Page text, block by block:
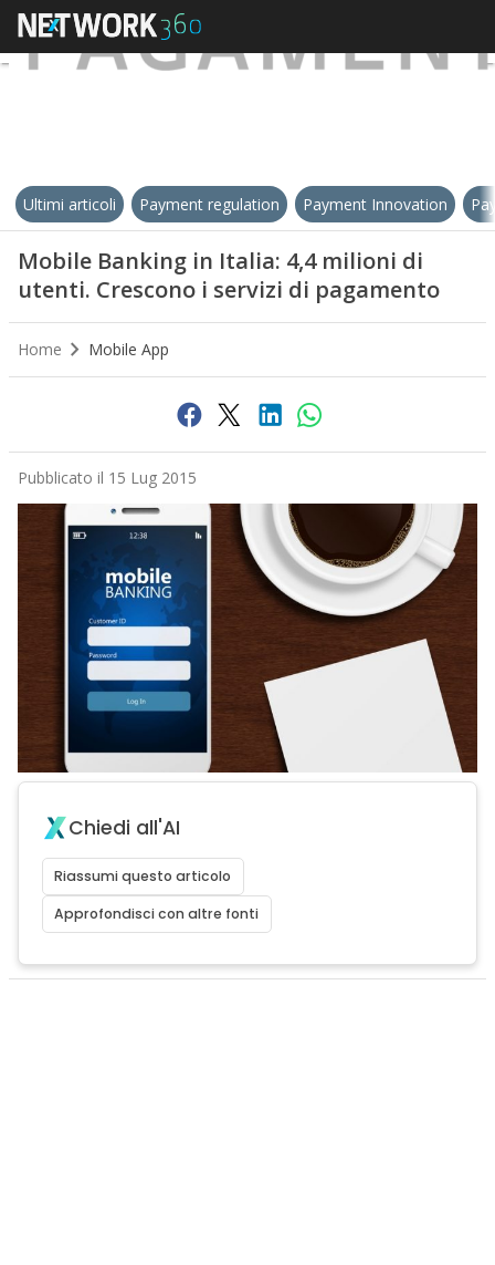
Ultimi articoli Payment regulation Payment Innovation
Mobile Banking in Italia: 4,4 milioni di
utenti. Crescono i servizi di pagamento
Home Mobile App
Pubblicato il 15 Lug 2015
Chiedi all'AI
Riassumi questo articolo
Approfondisci con altre fonti